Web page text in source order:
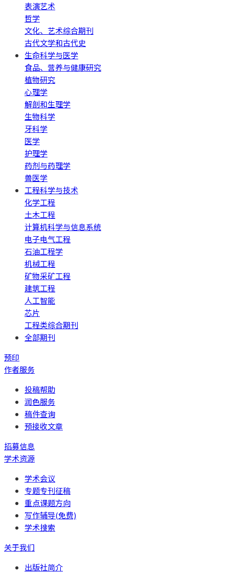
表演艺术
哲学
文化、艺术综合期刊
古代文学和古代史
生命科学与医学
食品、营养与健康研究
植物研究
心理学
解剖和生理学
生物科学
牙科学
医学
护理学
药剂与药理学
兽医学
工程科学与技术
化学工程
土木工程
计算机科学与信息系统
电子电气工程
石油工程学
机械工程
矿物采矿工程
建筑工程
人工智能
芯片
工程类综合期刊
全部期刊
预印
作者服务
投稿帮助
润色服务
稿件查询
预接收文章
招募信息
学术资源
学术会议
专题专刊征稿
重点课题方向
写作辅导(免费)
学术搜索
关于我们
出版社简介